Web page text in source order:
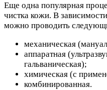
Еще одна популярная
чистка кожи. В
можно проводить
механическая
аппаратная
гальваническая);
химическая (с
комбинированная.